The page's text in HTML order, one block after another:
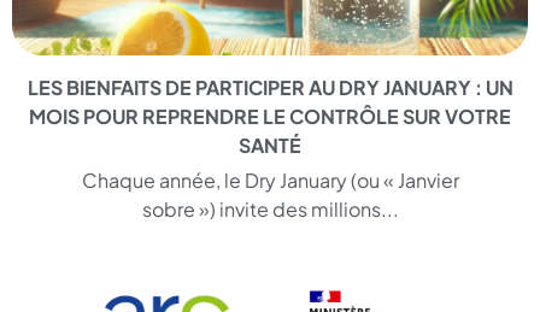
LES BIENFAITS DE PARTICIPER AU DRY JANUARY : UN
MOIS POUR REPRENDRE LE CONTRÔLE SUR VOTRE
SANTÉ
Chaque année, le Dry January (ou « Janvier
sobre ») invite des millions...